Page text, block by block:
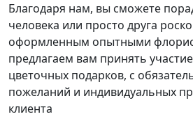
Благодаря нам, вы сможете
человека или просто друга
оформленным опытными
предлагаем вам принять
цветочных подарков, с
пожеланий и индивидуальных
клиента